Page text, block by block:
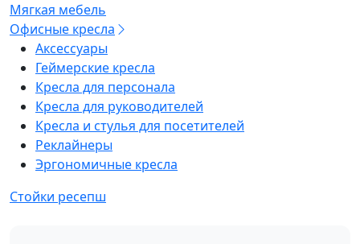
Мягкая мебель
Офисные кресла
Аксессуары
Геймерские кресла
Кресла для персонала
Кресла для руководителей
Кресла и стулья для посетителей
Реклайнеры
Эргономичные кресла
Стойки ресепш